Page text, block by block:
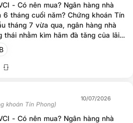
- Có nên mua? Ngân hàng nhà
tháng cuối năm? Chứng khoán Tín
tháng 7 vừa qua, ngân hàng nhà
thái nhằm kìm hãm đà tăng của lãi
từ mức 12.5% về mức 9%. Hành
căng thẳng cung tiền trong nền
chính phủ cần những biện pháp để
nâng hạng thị trường tài chính. Những
hàng đang quan tâm là: - Dòng t
khoán Tín Phong)
10/07/2026
- Có nên mua? Ngân hàng nhà